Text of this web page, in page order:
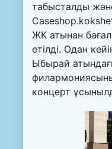
табысталды
ЖК атынан
етілді. Одан
Ыбырай
концерт